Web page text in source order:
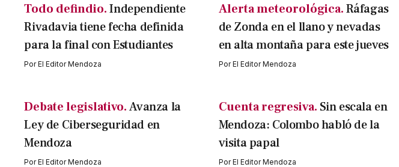
Todo defindio. Independiente
Rivadavia tiene fecha definida
para la final con Estudiantes
PorEl Editor Mendoza
Alerta meteorológica.Ráfagas
de Zonda en el llano y nevadas
en alta montaña para este jueves
PorEl Editor Mendoza
Debate legislativo. Avanza la
Ley de Ciberseguridad en
Mendoza
PorEl Editor Mendoza
Cuenta regresiva. Sin escala en
Mendoza: Colombo habló de la
visita papal
PorEl Editor Mendoza